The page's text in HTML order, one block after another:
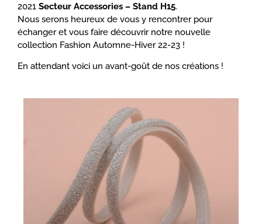
2021 Secteur Accessories – Stand H15.
Nous serons heureux de vous y rencontrer pour
échanger et vous faire découvrir notre nouvelle
collection Fashion Automne-Hiver 22-23 !
En attendant voici un avant-goût de nos créations !